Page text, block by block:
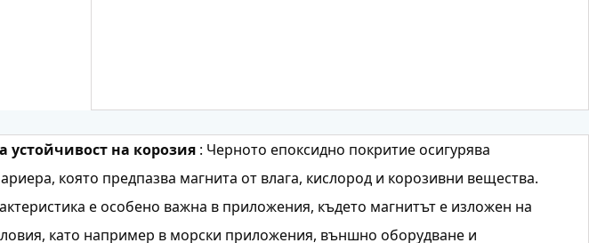
устойчивост на корозия : Черното епоксидно покритие осигурява
която предпазва магнита от влага, кислород и корозивни вещества.
е особено важна в приложения, където магнитът е изложен на
като например в морски приложения, външно оборудване и